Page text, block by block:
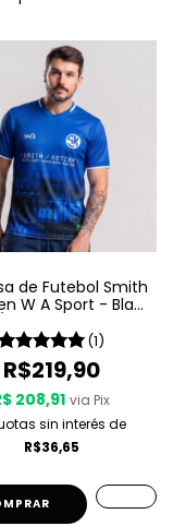
de Futebol Smith
W A Sport - Black
(1)
R$219,90
208,91 via Pix
sin interés de
R$36,65